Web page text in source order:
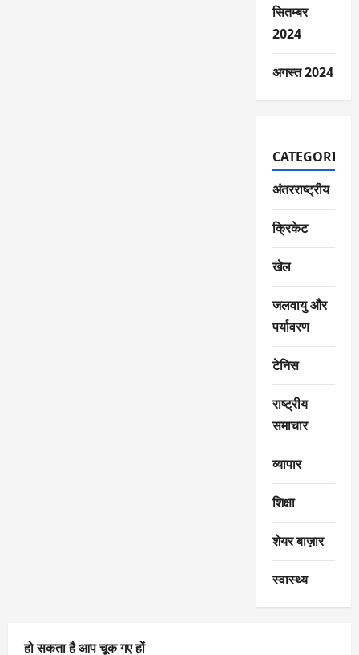
सितम्बर
2024
अगस्त 2024
CATEGORIES
अंतरराष्ट्रीय
क्रिकेट
खेल
जलवायु और
पर्यावरण
टेनिस
राष्ट्रीय
समाचार
व्यापार
शिक्षा
शेयर बाज़ार
स्वास्थ्य
हो सकता है आप चूक गए हों